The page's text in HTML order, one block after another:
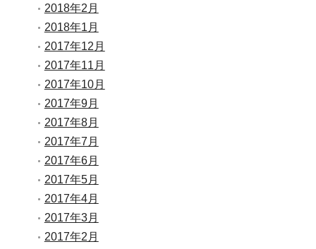
2018年2月
2018年1月
2017年12月
2017年11月
2017年10月
2017年9月
2017年8月
2017年7月
2017年6月
2017年5月
2017年4月
2017年3月
2017年2月